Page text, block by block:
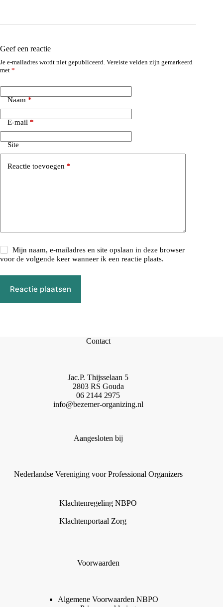
Geef een reactie
Je e-mailadres wordt niet gepubliceerd. Vereiste velden zijn gemarkeerd
met *
Naam *
E-mail *
Site
Reactie toevoegen *
Mijn naam, e-mailadres en site opslaan in deze browser
voor de volgende keer wanneer ik een reactie plaats.
Reactie plaatsen
Contact
Jac.P. Thijsselaan 5
2803 RS Gouda
06 2144 2975
info@bezemer-organizing.nl
Aangesloten bij
Nederlandse Vereniging voor Professional Organizers
Klachtenregeling NBPO
Klachtenportaal Zorg
Voorwaarden
Algemene Voorwaarden NBPO